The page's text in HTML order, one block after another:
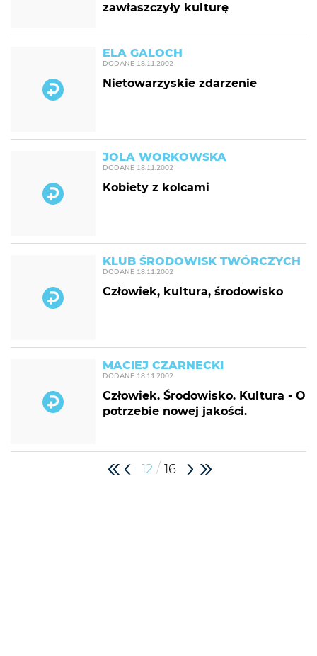
zawłaszczyły kulturę
ELA GALOCH
DODANE 18.11.2002
Nietowarzyskie zdarzenie
JOLA WORKOWSKA
DODANE 18.11.2002
Kobiety z kolcami
KLUB ŚRODOWISK TWÓRCZYCH
DODANE 18.11.2002
Człowiek, kultura, środowisko
MACIEJ CZARNECKI
DODANE 18.11.2002
Człowiek. Środowisko. Kultura - O
potrzebie nowej jakości.
12 / 16